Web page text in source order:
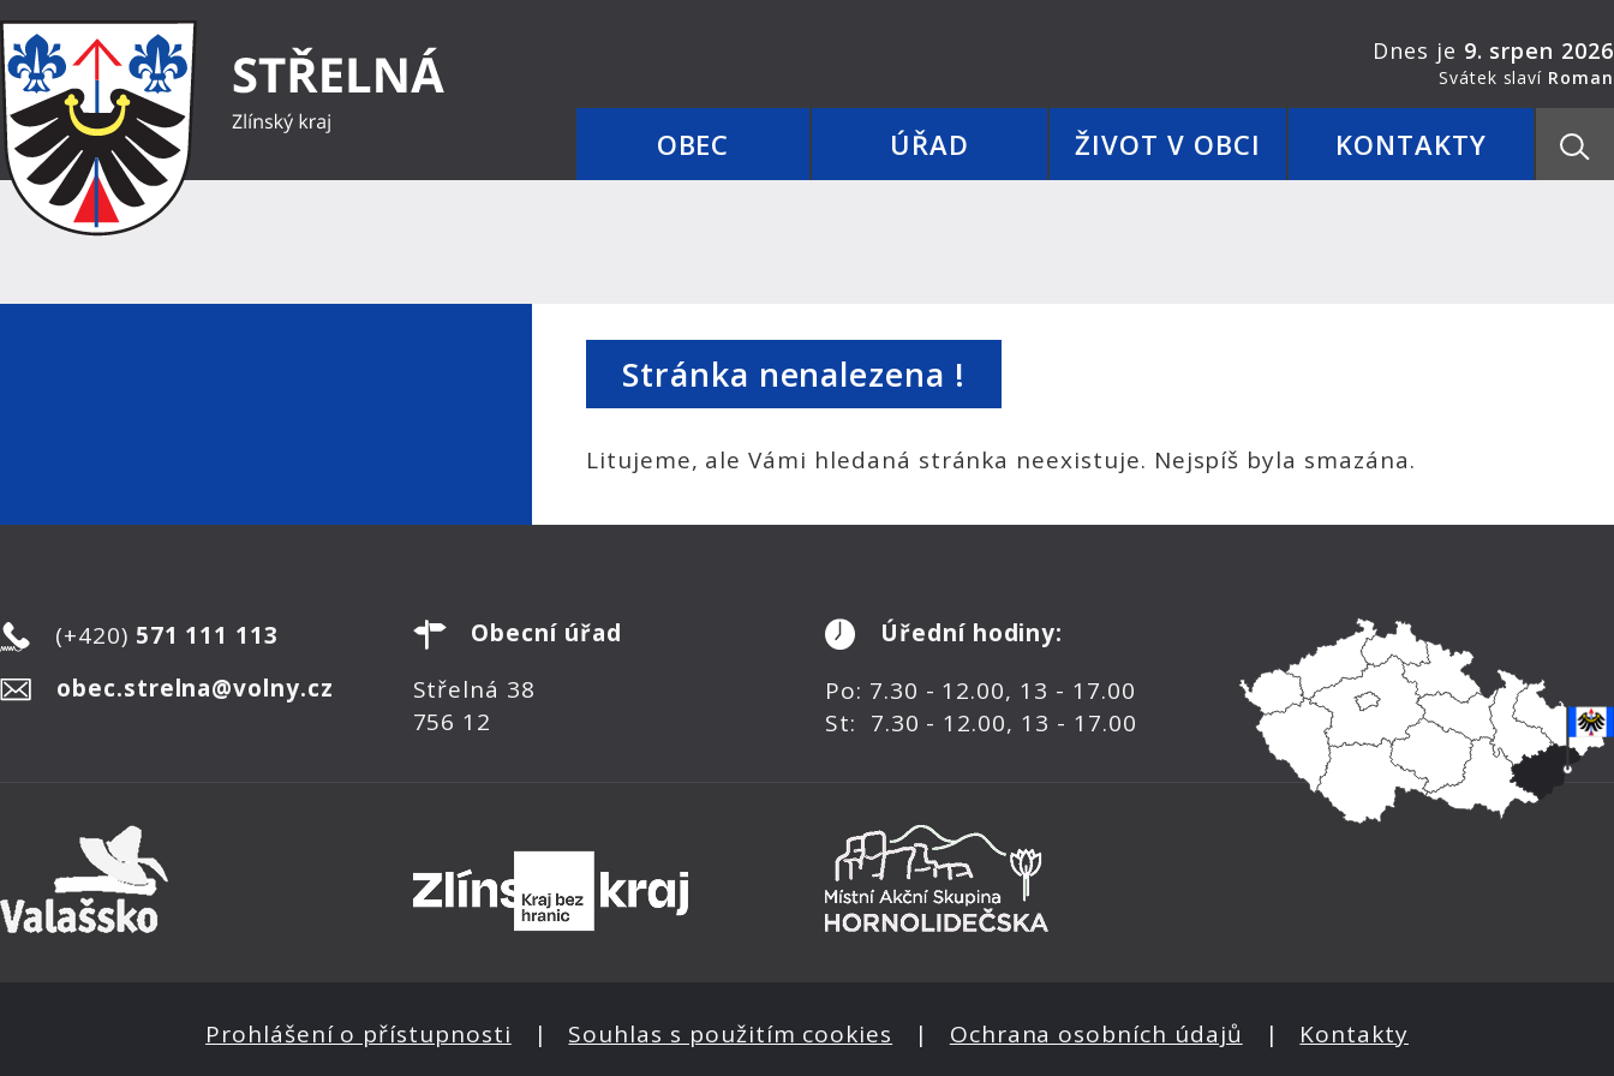
OBEC ÚŘAD ŽIVOT V OBCI KONTAKTY
Dnes je 9. srpen 2026
Svátek slaví Roman
Stránka nenalezena !
Litujeme, ale Vámi hledaná stránka neexistuje. Nejspíš byla smazána.
(+420) 571 111 113
obec.strelna@volny.cz
Obecní úřad
Střelná 38
756 12
Úřední hodiny:
Po: 7.30 - 12.00, 13 - 17.00
St: 7.30 - 12.00, 13 - 17.00
Prohlášení o přístupnosti | Souhlas s použitím cookies | Ochrana osobních údajů | Kontakty